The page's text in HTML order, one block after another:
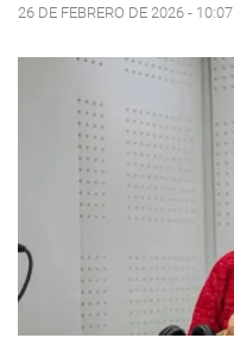
26 DE FEBRERO DE 2026 - 10:07